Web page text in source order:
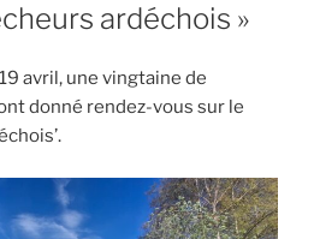
ardéchois »
avril, une vingtaine de
donné rendez-vous sur le